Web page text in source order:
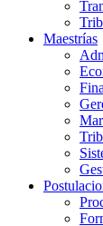
Maestrías